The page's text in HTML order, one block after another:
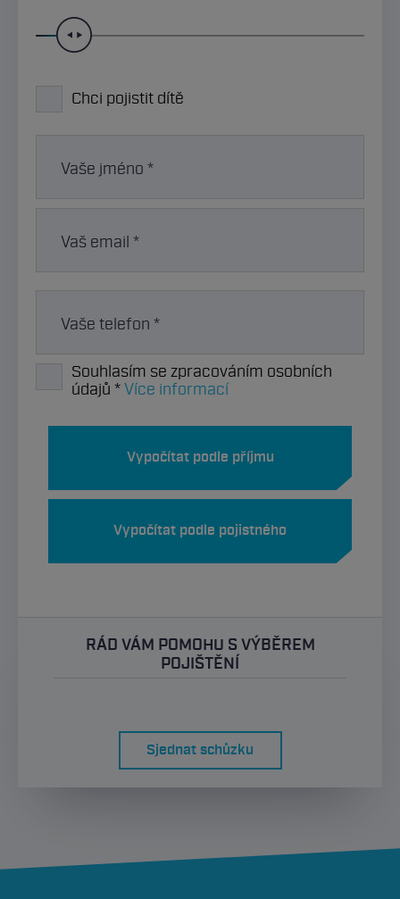
Chci pojistit dítě
Vaše jméno *
Vaš email *
Vaše telefon *
Souhlasím se zpracováním osobních
údajů *Více informací
Vypočítat podle příjmu
Vypočítat podle pojistného
RÁD VÁM POMOHU S VÝBĚREM
POJIŠTĚNÍ
Sjednat schůzku